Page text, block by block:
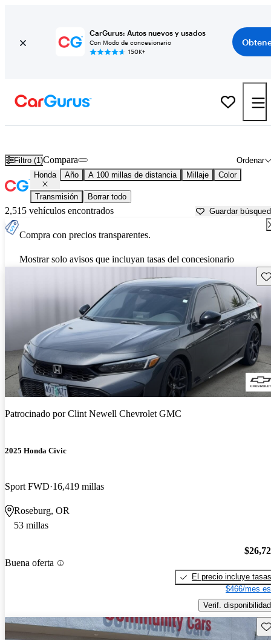
CarGurus: Autos nuevos y usados
Con Modo de concesionario
150K+
Filtro (1) Ordenar
Compara
Honda Año A 100 millas de distancia Millaje Color
Transmisión Borrar todo
2,515 vehículos encontrados Guardar
Compra con precios transparentes.
Mostrar solo avisos que incluyan tasas del concesionario
Patrocinado porClint Newell Chevrolet GMC
2025 Honda Civic
Sport FWD 16,419 millas
Roseburg, OR
53 millas
Buena oferta
El precio incluye tasas
$466/mes
Verif. disponibilidad